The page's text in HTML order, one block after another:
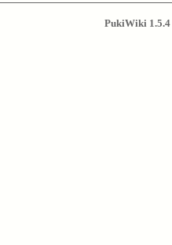
PukiWiki 1.5.4